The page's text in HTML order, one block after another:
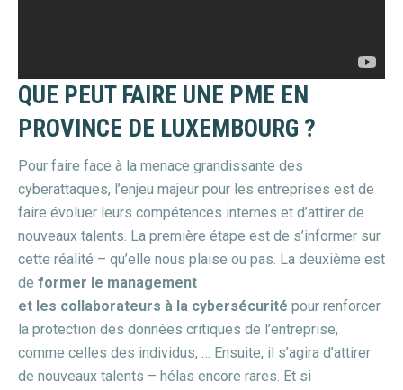
QUE PEUT FAIRE UNE PME EN
PROVINCE DE LUXEMBOURG ?
Pour faire face à la menace grandissante des
cyberattaques, l’enjeu majeur pour les entreprises est de
faire évoluer leurs compétences internes et d’attirer de
nouveaux talents. La première étape est de s’informer sur
cette réalité – qu’elle nous plaise ou pas. La deuxième est
de former le management
et les collaborateurs à la cybersécurité pour renforcer
la protection des données critiques de l’entreprise,
comme celles des individus, … Ensuite, il s’agira d’attirer
de nouveaux talents – hélas encore rares. Et si